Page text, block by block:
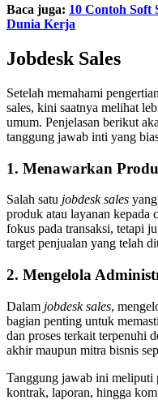
Baca juga: 10 Contoh
Dunia Kerja
Jobdesk Sales
Setelah memahami
sales, kini saatnya melihat
umum. Penjelasan berikut
tanggung jawab inti yang
1. Menawarkan
Salah satu jobdesk sales
produk atau layanan kepada
fokus pada transaksi, tetapi
target penjualan yang telah
2. Mengelola
Dalam jobdesk sales,
bagian penting untuk
dan proses terkait terpenuhi
akhir maupun mitra bisnis
Tanggung jawab ini meliputi
kontrak, laporan, hingga